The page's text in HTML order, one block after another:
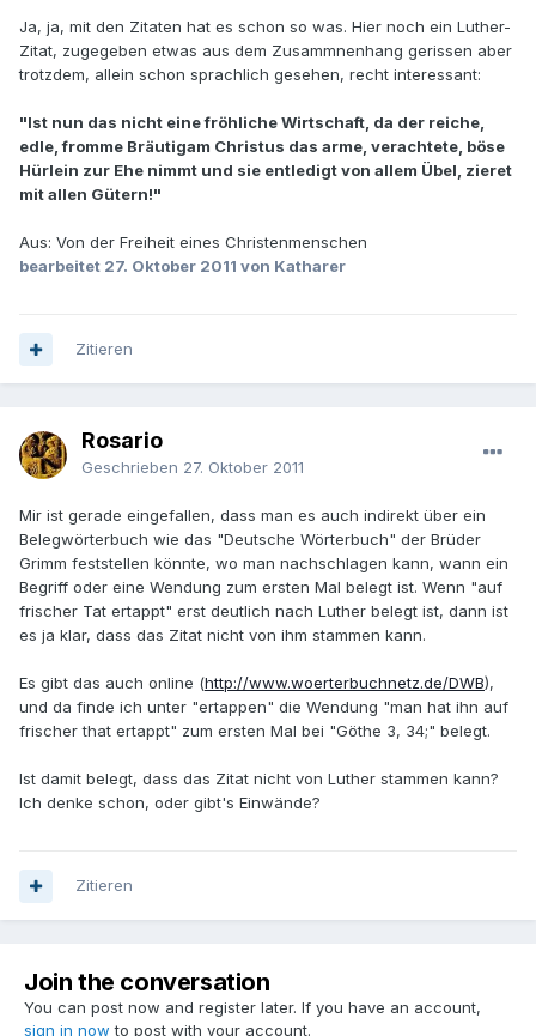
Ja, ja, mit den Zitaten hat es schon so was. Hier noch ein Luther-
Zitat, zugegeben etwas aus dem Zusammnenhang gerissen aber
trotzdem, allein schon sprachlich gesehen, recht interessant:
"Ist nun das nicht eine fröhliche Wirtschaft, da der reiche,
edle, fromme Bräutigam Christus das arme, verachtete, böse
Hürlein zur Ehe nimmt und sie entledigt von allem Übel, zieret
mit allen Gütern!"
Aus: Von der Freiheit eines Christenmenschen
bearbeitet 27. Oktober 2011 von Katharer
Zitieren
Rosario
Geschrieben 27. Oktober 2011
Mir ist gerade eingefallen, dass man es auch indirekt über ein
Belegwörterbuch wie das "Deutsche Wörterbuch" der Brüder
Grimm feststellen könnte, wo man nachschlagen kann, wann ein
Begriff oder eine Wendung zum ersten Mal belegt ist. Wenn "auf
frischer Tat ertappt" erst deutlich nach Luther belegt ist, dann ist
es ja klar, dass das Zitat nicht von ihm stammen kann.
Es gibt das auch online (http://www.woerterbuchnetz.de/DWB),
und da finde ich unter "ertappen" die Wendung "man hat ihn auf
frischer that ertappt" zum ersten Mal bei "Göthe 3, 34;" belegt.
Ist damit belegt, dass das Zitat nicht von Luther stammen kann?
Ich denke schon, oder gibt's Einwände?
Zitieren
Join the conversation
You can post now and register later. If you have an account,
sign in now to post with your account.